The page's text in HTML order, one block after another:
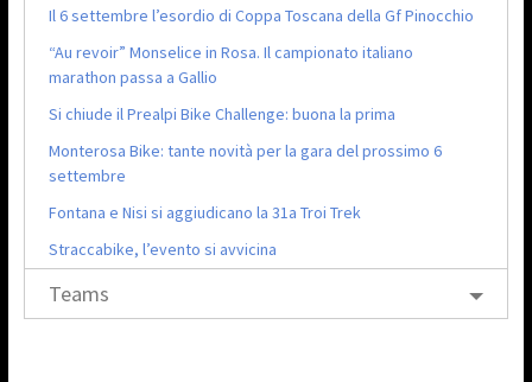
Il 6 settembre l’esordio di Coppa Toscana della Gf Pinocchio
“Au revoir” Monselice in Rosa. Il campionato italiano
marathon passa a Gallio
Si chiude il Prealpi Bike Challenge: buona la prima
Monterosa Bike: tante novità per la gara del prossimo 6
settembre
Fontana e Nisi si aggiudicano la 31a Troi Trek
Straccabike, l’evento si avvicina
Teams